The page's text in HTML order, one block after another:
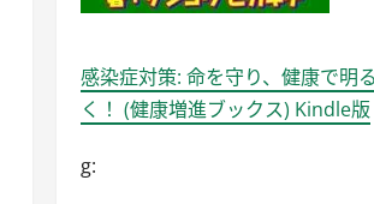
感染症対策: 命を守り、健康で明
く！ (健康増進ブックス) Kindle版
g: